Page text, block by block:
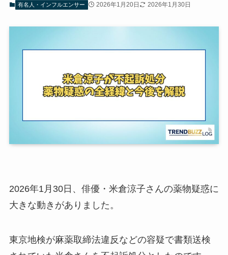
有名人・インフルエンサー 2026年1月20日 2026年1月30日
2026年1月30日、俳優・米倉涼子さんの薬物疑惑に
大きな動きがありました。
東京地検が麻薬取締法違反などの容疑で書類送検